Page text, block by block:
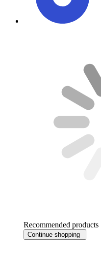
Recommended products
Continue shopping